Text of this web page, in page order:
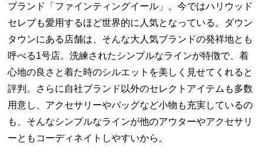
ブランド「ファインティングイール」。今ではハリウッド
セレブも愛用するほど世界的に人気となっている。ダウン
タウンにある店舗は、そんな大人気ブランドの発祥地とも
呼べる1号店。洗練されたシンプルなラインが特徴で、着
心地の良さと着た時のシルエットを美しく見せてくれると
評判。さらに自社ブランド以外のセレクトアイテムも多数
用意し、アクセサリーやバッグなど小物も充実しているの
も、そんなシンプルなラインが他のアウターやアクセサリ
ーともコーディネイトしやすいから。